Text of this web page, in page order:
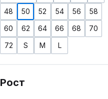
48
50 52 54 56
58
60
62 64 66 68
70
72
S M L
Рост